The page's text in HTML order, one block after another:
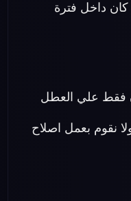
كان داخل فترة
فقط علي العطل
نقوم بعمل اصلاح